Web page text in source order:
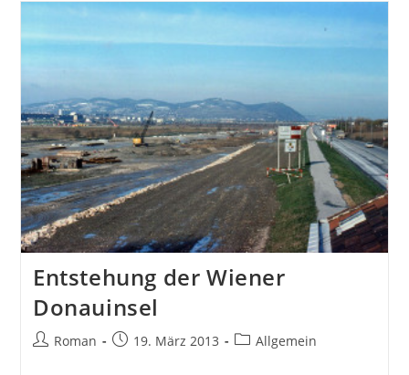
Insel
Entstehung der Wiener
Donauinsel
Beitrags-
Roman
Beitrag19. März 2013
Beitrags-
Allgemein